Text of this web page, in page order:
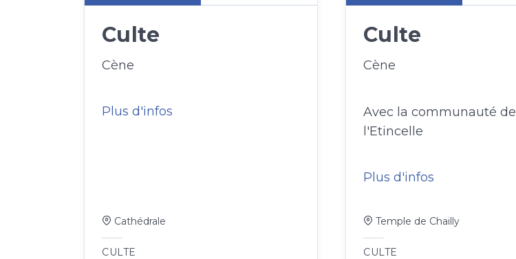
Culte
Cène
Plus d'infos
Cathédrale
CULTE
Culte
Cène
Avec la communauté de
l'Etincelle
Plus d'infos
Temple de Chailly
CULTE